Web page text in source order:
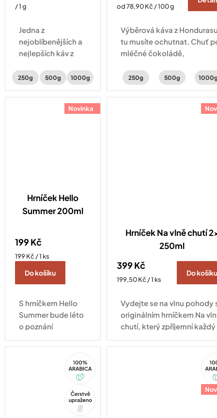
cena:
/ 1 g
Jedna z
nejoblíbenějších a
nejlepších káv z
chuti je to znát –
broskve, mandle a
250g 500g 1000g
Měrná
od 78,90 Kč / 100 g
Výběrová káva z
tu musíte ochutnat. Chuť
mléčné čokoládě,
aciditou.
250g 500g
Novinka
Hrníček Hello
Summer 200ml
199 Kč
Měrná
199 Kč / 1 ks
Do košíku
S hrníčkem Hello
Summer bude léto
o poznání
příjemnější. Ať už si
vychutnáváte ranní
filtrovanou kávu na
Hrníček Na vlně chutí
250ml
399 Kč
Měrná
199,50 Kč / 1 ks
Do košíku
Vydejte se na vlnu pohody
originálním hrníčkem Na
chutí, který zpříjemní každý
okamžik s vaším oblíbeným
nápojem.
Tip
Arabica